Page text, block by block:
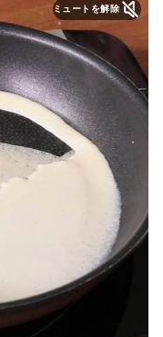
ミュートを解除